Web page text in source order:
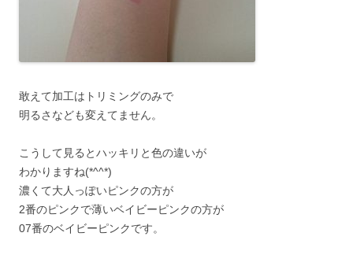
敢えて加工はトリミングのみで
明るさなども変えてません。
こうして見るとハッキリと色の違いが
わかりますね(*^^*)
濃くて大人っぽいピンクの方が
2番のピンクで薄いベイビーピンクの方が
07番のベイビーピンクです。